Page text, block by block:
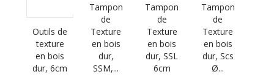
Outils de
texture
en bois
dur, 6cm
Tampon
de
Texture
en bois
dur,
SSM,...
Tampon
de
Texture
en bois
dur, SSL
6cm
Tampon
de
Texture
en bois
dur, Scs
Ø...